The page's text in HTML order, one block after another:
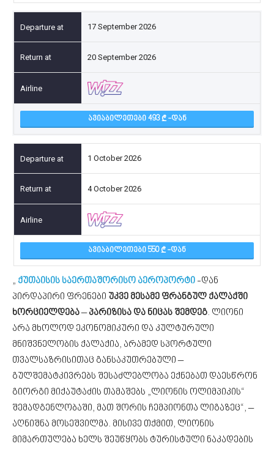
17 September 2026
20 September 2026
ᲐᲕᲘᲐᲑᲘᲚᲔᲗᲔᲑᲘ 493 -ᲓᲐᲜ
1 October 2026
4 October 2026
ᲐᲕᲘᲐᲑᲘᲚᲔᲗᲔᲑᲘ 550 -ᲓᲐᲜ
„ ქუთაისის საერთაშორისო აეროპორტი -დან
პირდაპირი ფრენები უკვე მესამე ფრანგულ ქალაქში
ხორციელდება–პარიზისა და ნიცას შემდეგ. ლიონი
არა მხოლოდ ეკონომიკური და კულტურული
მნიშვნელობის ქალაქია, არამედ სპორტული
თვალსაზრისითაც განსაკუთრებული –
გულშემატკივრებს შესაძლებლობა ექნებათ დაესწრონ
გიორგი მიქაუტაძის თამაშებს „ლიონის ოლიმპიკის“
შემადგენლობაში, მათ შორის ჩემპიონთა ლიგაზეც“, –
აღნიშნა მოსეშვილმა. მისივე თქმით, ლიონის
მიმართულება ხელს შეუწყობს ტურისტული ნაკადების